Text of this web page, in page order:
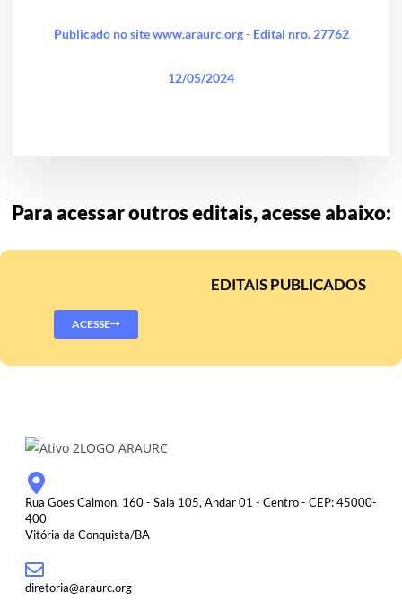
Publicado no site www.araurc.org - Edital nro. 27762
12/05/2024
Para acessar outros editais, acesse abaixo:
EDITAIS PUBLICADOS
ACESSE
Rua Goes Calmon, 160 - Sala 105, Andar 01 - Centro - CEP: 45000-
400
Vitória da Conquista/BA
diretoria@araurc.org